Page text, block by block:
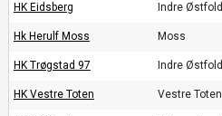
HK Eidsberg Indre Østfold
Hk Herulf Moss Moss
HK Trøgstad 97 Indre Østfold
HK Vestre Toten Vestre Toten